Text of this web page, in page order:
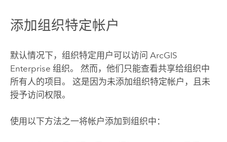
添加组织特定帐户
默认情况下，组织特定用户可以访问 ArcGIS
Enterprise 组织。 然而，他们只能查看共享给组织中
所有人的项目。 这是因为未添加组织特定帐户，且未
授予访问权限。
使用以下方法之一将帐户添加到组织中：